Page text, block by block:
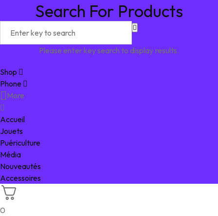
Search For Products
Please enter key search to display results.
Shop
Phone
More
Accueil
Jouets
Puériculture
Média
Nouveautés
Accessoires
0